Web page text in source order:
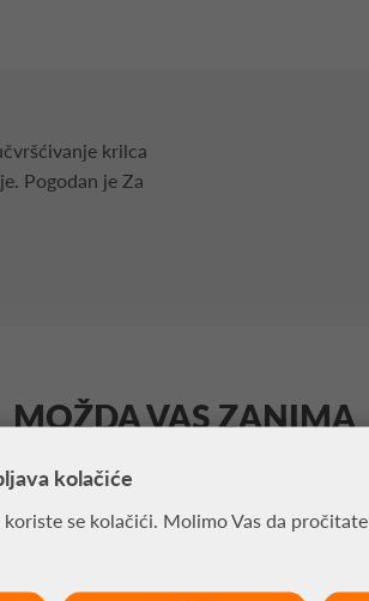
krilca
Pogodan je Za
MOŽDA VAS ZANIMA
kolačiće
se kolačići. Molimo Vas da pročitate